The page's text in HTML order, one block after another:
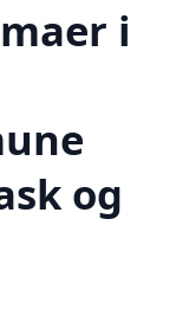
i
og